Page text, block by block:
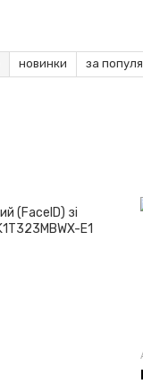
новинки за